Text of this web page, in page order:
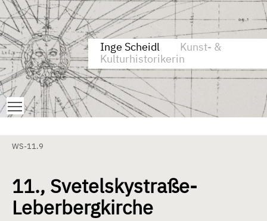
Zum Inhalt springen
Aktuelle Seite: 11., Svetelskystraße-Leberbergkirche
Inge Scheidl
Kunst- &
Kulturhistorikerin
Toggle main menu visibility
WS-11.9
11., Svetelskystraße-
Leberbergkirche